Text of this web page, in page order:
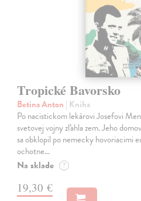
Tropické Bavorsko
Betina Anton | Kniha
Po nacistickom lekárovi Josefovi
svetovej vojny zľahla zem. Jeho
sa obklopil po nemecky hovoriacimi
ochotne…
Na sklade ?
19,30 €